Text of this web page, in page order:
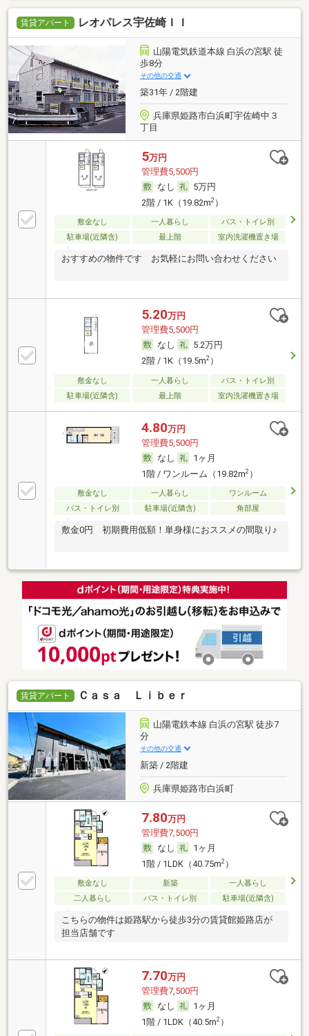
賃貸アパート レオパレス宇佐崎ＩＩ
山陽電気鉄道本線 白浜の宮駅 徒
歩8分
その他の交通
築31年 / 2階建
兵庫県姫路市白浜町宇佐崎中３
丁目
5万円
管理費5,500円
なし
5万円
2階 / 1K（19.82m2）
敷金なし 一人暮らし
バス・トイレ別
駐車場(近隣含)
最上階 室内洗濯機置き場
おすすめの物件です お気軽にお問い合わせください
5.20万円
管理費5,500円
なし
5.2万円
2階 / 1K（19.5m2）
敷金なし 一人暮らし
バス・トイレ別
駐車場(近隣含)
最上階 室内洗濯機置き場
4.80万円
管理費5,500円
なし
1ヶ月
1階 / ワンルーム（19.82m2）
敷金なし 一人暮らし
ワンルーム
バス・トイレ別
駐車場(近隣含) 角部屋
敷金0円 初期費用低額！単身様におススメの間取り♪
賃貸アパート Ｃａｓａ Ｌｉｂｅｒ
山陽電鉄本線 白浜の宮駅 徒歩7
分
その他の交通
新築 / 2階建
兵庫県姫路市白浜町
7.80万円
管理費7,500円
なし
1ヶ月
1階 / 1LDK（40.75m2）
敷金なし 新築
一人暮らし
二人暮らし
バス・トイレ別 駐車場(近隣含)
こちらの物件は姫路駅から徒歩3分の賃貸館姫路店が
担当店舗です
7.70万円
管理費7,500円
なし
1ヶ月
1階 / 1LDK（40.5m2）